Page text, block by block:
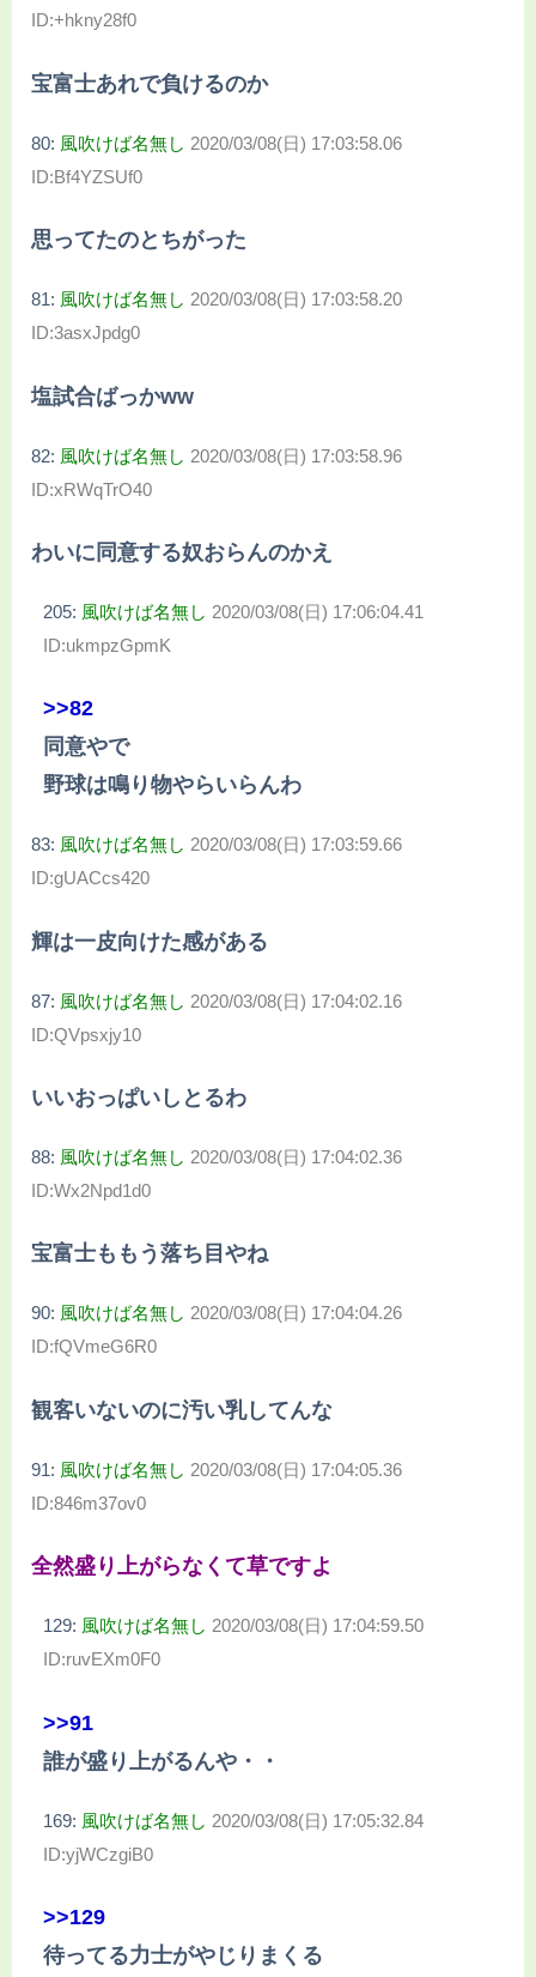
ID:+hkny28f0
宝富士あれで負けるのか
80: 風吹けば名無し 2020/03/08(日) 17:03:58.06
ID:Bf4YZSUf0
思ってたのとちがった
81: 風吹けば名無し 2020/03/08(日) 17:03:58.20
ID:3asxJpdg0
塩試合ばっかww
82: 風吹けば名無し 2020/03/08(日) 17:03:58.96
ID:xRWqTrO40
わいに同意する奴おらんのかえ
205: 風吹けば名無し 2020/03/08(日) 17:06:04.41
ID:ukmpzGpmK
>>82
同意やで
野球は鳴り物やらいらんわ
83: 風吹けば名無し 2020/03/08(日) 17:03:59.66
ID:gUACcs420
輝は一皮向けた感がある
87: 風吹けば名無し 2020/03/08(日) 17:04:02.16
ID:QVpsxjy10
いいおっぱいしとるわ
88: 風吹けば名無し 2020/03/08(日) 17:04:02.36
ID:Wx2Npd1d0
宝富士ももう落ち目やね
90: 風吹けば名無し 2020/03/08(日) 17:04:04.26
ID:fQVmeG6R0
観客いないのに汚い乳してんな
91: 風吹けば名無し 2020/03/08(日) 17:04:05.36
ID:846m37ov0
全然盛り上がらなくて草ですよ
129: 風吹けば名無し 2020/03/08(日) 17:04:59.50
ID:ruvEXm0F0
>>91
誰が盛り上がるんや・・
169: 風吹けば名無し 2020/03/08(日) 17:05:32.84
ID:yjWCzgiB0
>>129
待ってる力士がやじりまくる